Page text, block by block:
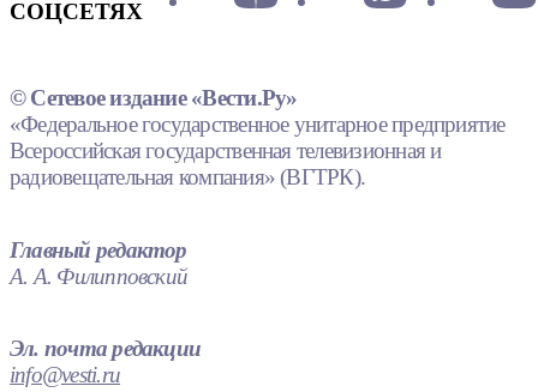
СОЦСЕТЯХ
© Сетевое издание «Вести.Ру»
«Федеральное государственное унитарное предприятие
Всероссийская государственная телевизионная и
радиовещательная компания» (ВГТРК).
Главный редактор
А. А. Филипповский
Эл. почта редакции
info@vesti.ru